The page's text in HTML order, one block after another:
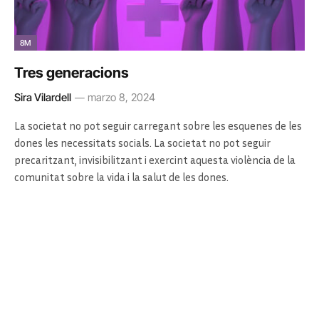
8M
Tres generacions
Sira Vilardell marzo 8, 2024
La societat no pot seguir carregant sobre les esquenes de les
dones les necessitats socials. La societat no pot seguir
precaritzant, invisibilitzant i exercint aquesta violència de la
comunitat sobre la vida i la salut de les dones.